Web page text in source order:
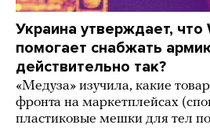
Украина утверждает, что
помогает снабжать
действительно так?
«Медуза» изучила, какие
фронта на маркетплейсах
пластиковые мешки для тел